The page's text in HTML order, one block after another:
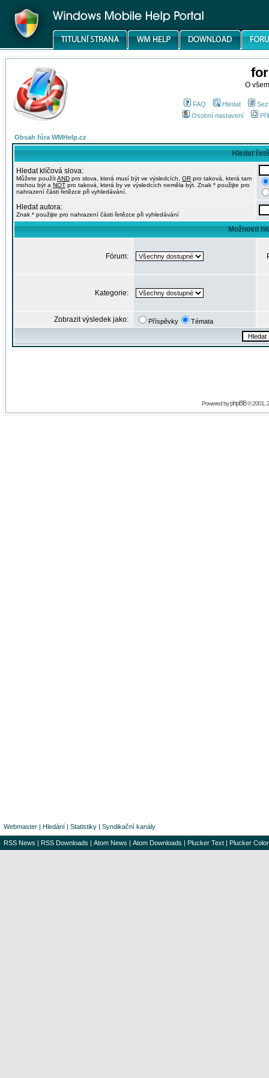
O
FAQ Hledat
Osobní nastavení
Obsah fóra WMHelp.cz
Hledat
Hledat klíčová slova:
Můžete použítAND pro slova, která musí být ve výsledcích, OR pro taková, která tam
mohou být a NOT pro taková, která by ve výsledcích neměla být. Znak * použijte pro
nahrazení části řetězce při vyhledávání.
Hledat autora:
Znak * použijte pro nahrazení části řetězce při vyhledávání
Možnosti
Fórum:
Kategorie:
Zobrazit výsledek jako: Příspěvky Témata
Powered byphpBB© 2001,
Webmaster | Hledání | Statistiky | Syndikační kanály
RSS News | RSS Downloads | Atom News | Atom Downloads | Plucker Text | Plucker Color